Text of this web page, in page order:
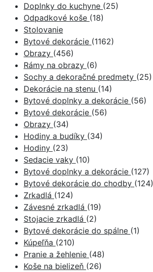
Doplnky do kuchyne (25)
Odpadkové koše (18)
Stolovanie
Bytové dekorácie (1162)
Obrazy (456)
Rámy na obrazy (6)
Sochy a dekoračné predmety (25)
Dekorácie na stenu (14)
Bytové doplnky a dekorácie (56)
Bytové dekorácie (56)
Obrazy (34)
Hodiny a budíky (34)
Hodiny (23)
Sedacie vaky (10)
Bytové doplnky a dekorácie (127)
Bytové dekorácie do chodby (124)
Zrkadlá (124)
Závesné zrkadlá (19)
Stojacie zrkadlá (2)
Bytové dekorácie do spálne (1)
Kúpeľňa (210)
Pranie a žehlenie (48)
Koše na bielizeň (26)